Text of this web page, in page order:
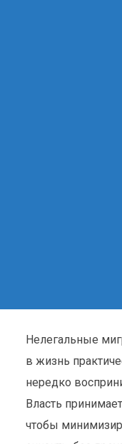
Нелегальные
в жизнь
нередко
Власть
чтобы